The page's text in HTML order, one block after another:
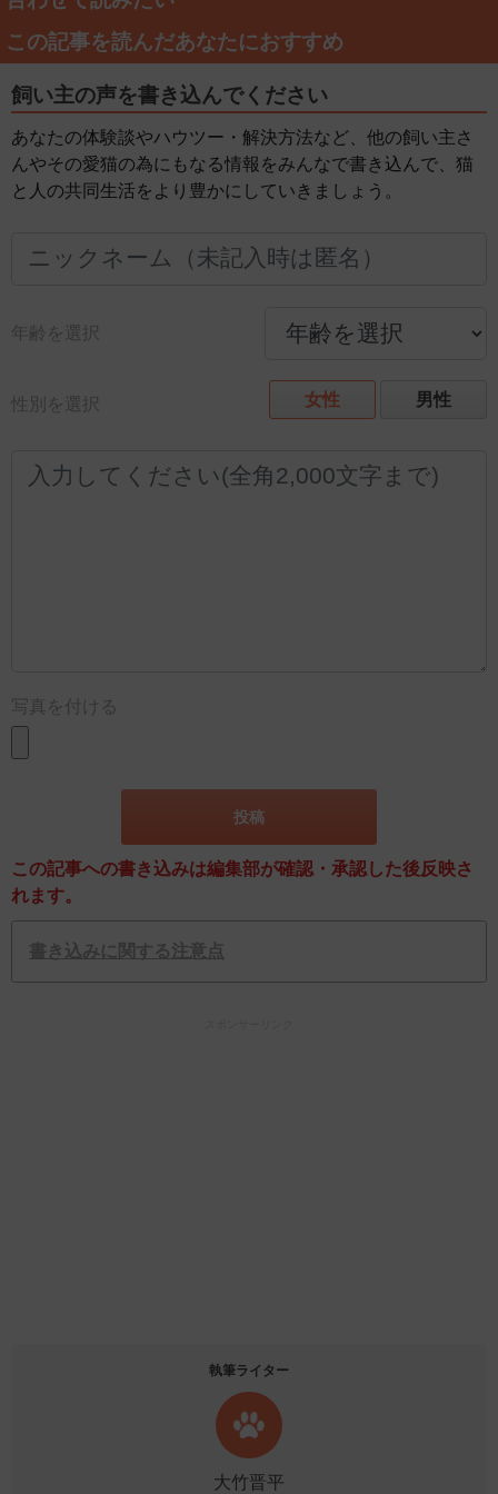
この記事を読んだあなたにおすすめ
飼い主の声を書き込んでください
あなたの体験談やハウツー・解決方法など、他の飼い主さ
んやその愛猫の為にもなる情報をみんなで書き込んで、猫
と人の共同生活をより豊かにしていきましょう。
年齢を選択
性別を選択 女性 男性
写真を付ける
この記事への書き込みは編集部が確認・承認した後反映さ
れます。
書き込みに関する注意点
執筆ライター
大竹晋平